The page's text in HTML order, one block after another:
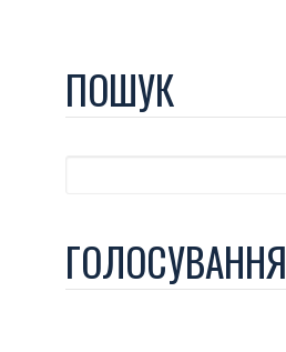
ПОШУК
ГОЛОСУВАННЯ